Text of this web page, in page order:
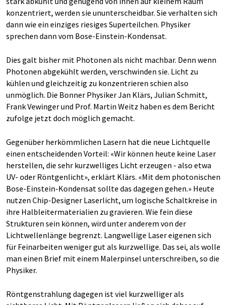
konzentriert, werden sie ununterscheidbar. Sie verhalten sich
dann wie ein einziges riesiges Superteilchen. Physiker
sprechen dann vom Bose-Einstein-Kondensat.
Dies galt bisher mit Photonen als nicht machbar. Denn wenn
Photonen abgekühlt werden, verschwinden sie. Licht zu
kühlen und gleichzeitig zu konzentrieren schien also
unmöglich. Die Bonner Physiker Jan Klärs, Julian Schmitt,
Frank Vewinger und Prof. Martin Weitz haben es dem Bericht
zufolge jetzt doch möglich gemacht.
Gegenüber herkömmlichen Lasern hat die neue Lichtquelle
einen entscheidenden Vorteil: «Wir können heute keine Laser
herstellen, die sehr kurzwelliges Licht erzeugen - also etwa
UV- oder Röntgenlicht», erklärt Klärs. «Mit dem photonischen
Bose-Einstein-Kondensat sollte das dagegen gehen.» Heute
nutzen Chip-Designer Laserlicht, um logische Schaltkreise in
ihre Halbleitermaterialien zu gravieren. Wie fein diese
Strukturen sein können, wird unter anderem von der
Lichtwellenlänge begrenzt. Langwellige Laser eigenen sich
für Feinarbeiten weniger gut als kurzwellige. Das sei, als wolle
man einen Brief mit einem Malerpinsel unterschreiben, so die
Physiker.
Röntgenstrahlung dagegen ist viel kurzwelliger als